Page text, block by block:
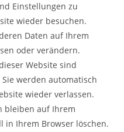
Einstellungen zu
wieder besuchen.
Daten auf Ihrem
oder verändern.
Website sind
Sie werden automatisch
wieder verlassen.
bleiben auf Ihrem
in Ihrem Browser löschen.